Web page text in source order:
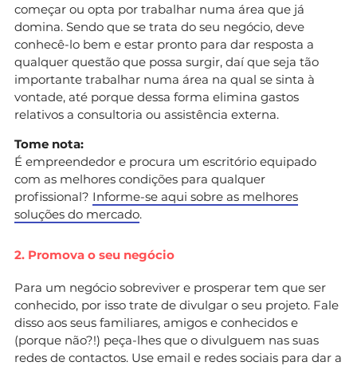
começar ou opta por trabalhar numa área que já
domina. Sendo que se trata do seu negócio, deve
conhecê-lo bem e estar pronto para dar resposta a
qualquer questão que possa surgir, daí que seja tão
importante trabalhar numa área na qual se sinta à
vontade, até porque dessa forma elimina gastos
relativos a consultoria ou assistência externa.
Tome nota:
É empreendedor e procura um escritório equipado
com as melhores condições para qualquer
profissional? Informe-se aqui sobre as melhores
soluções do mercado.
2. Promova o seu negócio
Para um negócio sobreviver e prosperar tem que ser
conhecido, por isso trate de divulgar o seu projeto. Fale
disso aos seus familiares, amigos e conhecidos e
(porque não?!) peça-lhes que o divulguem nas suas
redes de contactos. Use email e redes sociais para dar a